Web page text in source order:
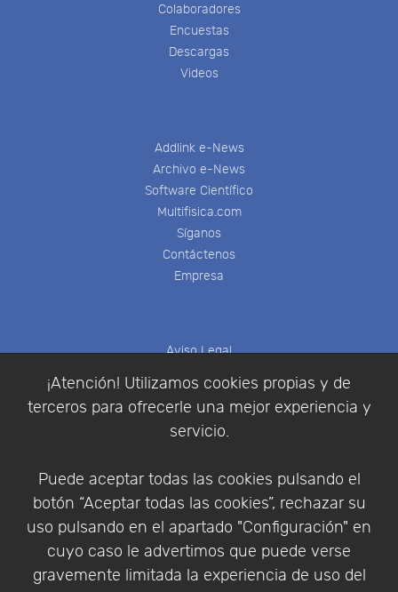
¡Atención! Utilizamos cookies propias y de
terceros para ofrecerle una mejor experiencia y
servicio.
Puede aceptar todas las cookies pulsando el
botón “Aceptar todas las cookies”, rechazar su
uso pulsando en el apartado "Configuración" en
cuyo caso le advertimos que puede verse
gravemente limitada la experiencia de uso del
Colaboradores
Encuestas
Descargas
Videos
Addlink e-News
Archivo e-News
Software Científico
Multifisica.com
Síganos
Contáctenos
Empresa
Aviso Legal
Política de Privacidad
Condiciones de compra
Identificarse
Empresa|Aviso Legal| Política de Privacidad |